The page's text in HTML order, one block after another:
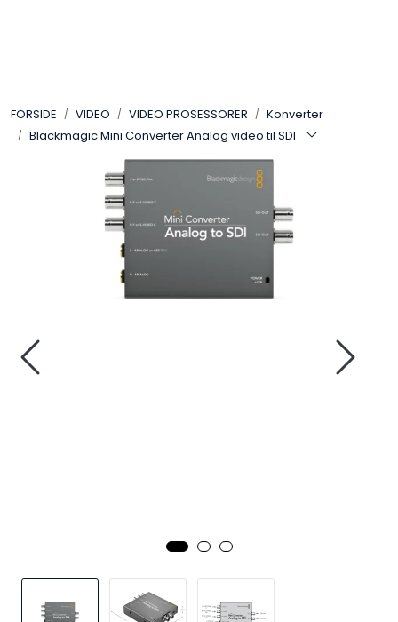
FORSIDE VIDEO VIDEO PROSESSORER
Konverter
Blackmagic Mini Converter Analog video til SDI
LYD
BRUKT